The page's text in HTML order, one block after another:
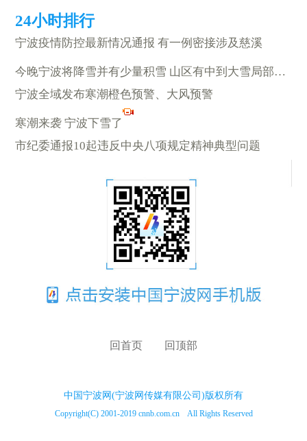
宁波疫情防控最新情况通报 有一例密接涉及慈溪
今晚宁波将降雪并有少量积雪 山区有中到大雪局部暴雪
宁波全域发布寒潮橙色预警、大风预警
寒潮来袭 宁波下雪了
市纪委通报10起违反中央八项规定精神典型问题
回首页 回顶部
中国宁波网(宁波网传媒有限公司)版权所有
Copyright(C) 2001-2019 cnnb.com.cn All Rights Reserved